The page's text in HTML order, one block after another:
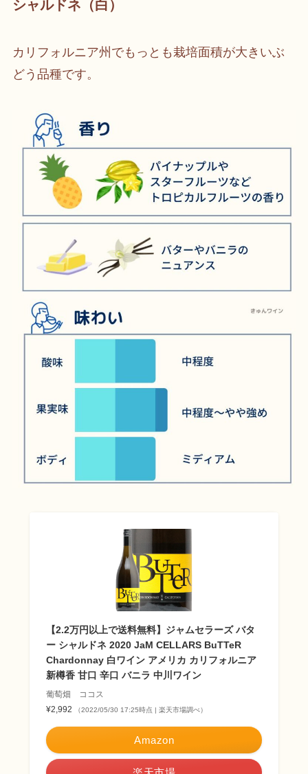
シャルドネ（白）
カリフォルニア州でもっとも栽培面積が大きいぶ
どう品種です。
【2.2万円以上で送料無料】ジャムセラーズ バタ
ー シャルドネ 2020 JaM CELLARS BuTTeR
Chardonnay 白ワイン アメリカ カリフォルニア
新樽香 甘口 辛口 バニラ 中川ワイン
葡萄畑 ココス
¥2,992
（2022/05/30 17:25時点 | 楽天市場調べ）
Amazon